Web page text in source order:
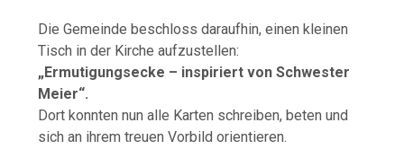
Die Gemeinde beschloss daraufhin, einen kleinen
Tisch in der Kirche aufzustellen:
„Ermutigungsecke – inspiriert von Schwester
Meier“.
Dort konnten nun alle Karten schreiben, beten und
sich an ihrem treuen Vorbild orientieren.